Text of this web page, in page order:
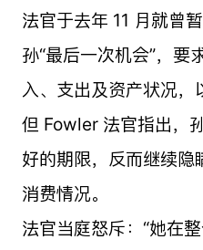
法官于去年 11 月就曾
孙“最后一次机会”，要
入、支出及资产状况，
但 Fowler 法官指出，
好的期限，反而继续隐
消费情况。
法官当庭怒斥：“她在